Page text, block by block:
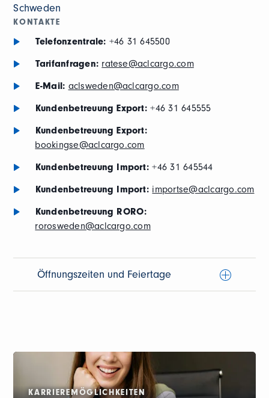
Schweden
KONTAKTE
Telefonzentrale: +46 31 645500
Tarifanfragen: ratese@aclcargo.com
E-Mail: aclsweden@aclcargo.com
Kundenbetreuung Export: +46 31 645555
Kundenbetreuung Export:
bookingse@aclcargo.com
Kundenbetreuung Import: +46 31 645544
Kundenbetreuung Import: importse@aclcargo.com
Kundenbetreuung RORO:
rorosweden@aclcargo.com
Öffnungszeiten und Feiertage
KARRIEREMÖGLICHKEITEN